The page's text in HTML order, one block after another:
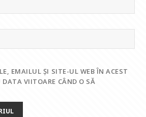
EMAILUL ȘI SITE-UL WEB ÎN ACEST
VIITOARE CÂND O SĂ